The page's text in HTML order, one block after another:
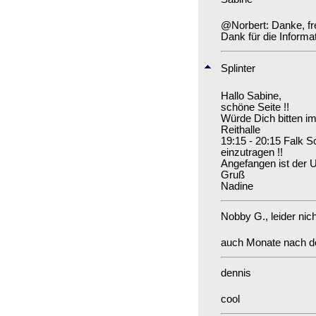
@Norbert: Danke,
Dank für die
Splinter
Hallo Sabine,
schöne Seite !!
Würde Dich bitten
Reithalle
19:15 - 20:15 Falk
einzutragen !!
Angefangen ist der
Gruß
Nadine
Nobby G., leider
auch Monate nach
dennis
cool